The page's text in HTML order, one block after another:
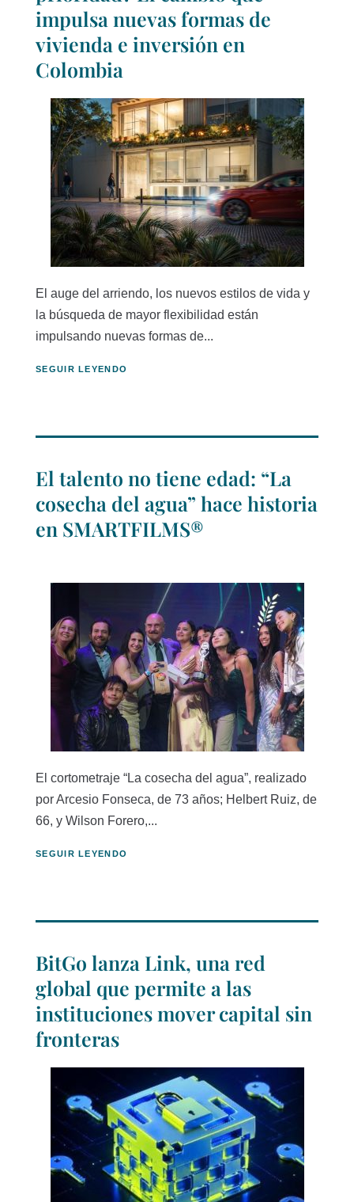
impulsa nuevas formas de
vivienda e inversión en
Colombia
El auge del arriendo, los nuevos estilos de vida y
la búsqueda de mayor flexibilidad están
impulsando nuevas formas de...
SEGUIR LEYENDO
El talento no tiene edad: “La
cosecha del agua” hace historia
en SMARTFILMS®
El cortometraje “La cosecha del agua”, realizado
por Arcesio Fonseca, de 73 años; Helbert Ruiz, de
66, y Wilson Forero,...
SEGUIR LEYENDO
BitGo lanza Link, una red
global que permite a las
instituciones mover capital sin
fronteras